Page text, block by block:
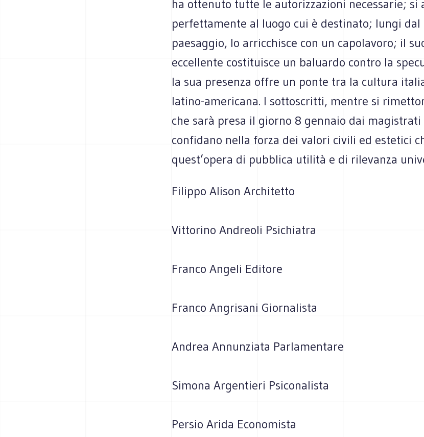
ha ottenuto tutte le autorizzazioni necessarie; si
perfettamente al luogo cui è destinato; lungi
paesaggio, lo arricchisce con un capolavoro; il
eccellente costituisce un baluardo contro la
la sua presenza offre un ponte tra la cultura
latino-americana. I sottoscritti, mentre si
che sarà presa il giorno 8 gennaio dai magistrati
confidano nella forza dei valori civili ed estetici
quest’opera di pubblica utilità e di rilevanza
Filippo Alison Architetto
Vittorino Andreoli Psichiatra
Franco Angeli Editore
Franco Angrisani Giornalista
Andrea Annunziata Parlamentare
Simona Argentieri Psiconalista
Persio Arida Economista